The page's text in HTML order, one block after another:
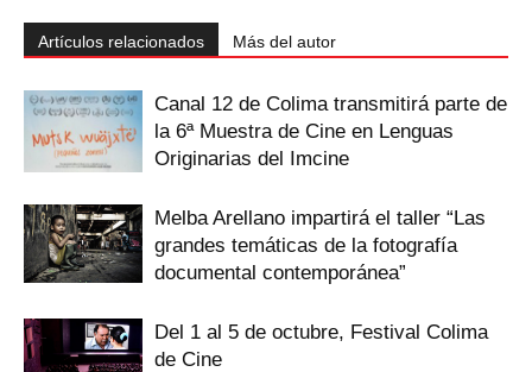
Artículos relacionados Más del autor
Canal 12 de Colima transmitirá parte de
la 6ª Muestra de Cine en Lenguas
Originarias del Imcine
Melba Arellano impartirá el taller “Las
grandes temáticas de la fotografía
documental contemporánea”
Del 1 al 5 de octubre, Festival Colima
de Cine